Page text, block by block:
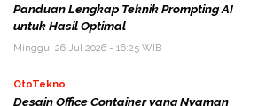
Panduan Lengkap Teknik Prompting AI
untuk Hasil Optimal
Minggu, 26 Jul 2026 - 16:25 WIB
OtoTekno
Desain Office Container yang Nyaman